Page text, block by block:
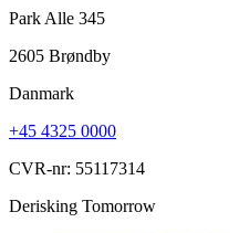
Park Alle 345
2605 Brøndby
Danmark
+45 4325 0000
CVR-nr: 55117314
Derisking Tomorrow